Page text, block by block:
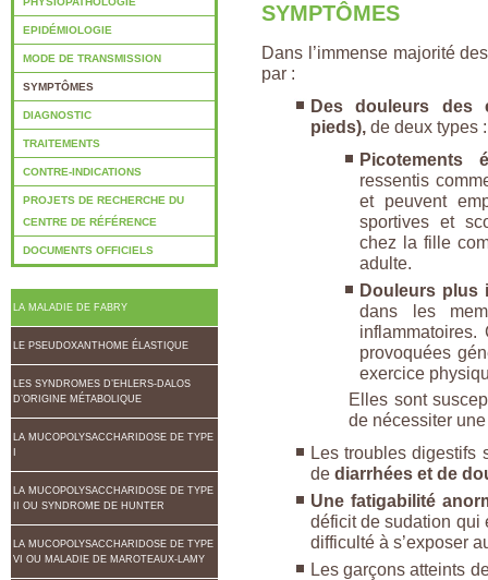
EPIDÉMIOLOGIE
MODE DE TRANSMISSION
SYMPTÔMES
DIAGNOSTIC
TRAITEMENTS
CONTRE-INDICATIONS
PROJETS DE RECHERCHE DU
CENTRE DE RÉFÉRENCE
DOCUMENTS OFFICIELS
LA MALADIE DE FABRY
LE PSEUDOXANTHOME ÉLASTIQUE
LES SYNDROMES D’EHLERS-DALOS
D’ORIGINE MÉTABOLIQUE
LA MUCOPOLYSACCHARIDOSE DE TYPE
LA MUCOPOLYSACCHARIDOSE DE TYPE
II OU SYNDROME DE HUNTER
LA MUCOPOLYSACCHARIDOSE DE TYPE
VI OU MALADIE DE MAROTEAUX-LAMY
SYMPTÔMES
Dans l’immense majorité
par :
Des douleurs des
pieds), de deux types :
Picotements
ressentis
et peuvent
sportives et
chez la fille
adulte.
Douleurs plus
dans les
provoquées
exercice
Elles sont
de nécessiter
Les troubles digestifs
de diarrhées et de
Une fatigabilité
déficit de sudation qui
difficulté à s’exposer
Les garçons atteints